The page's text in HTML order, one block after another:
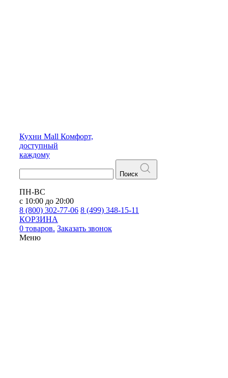
Кухни Mall Комфорт,
доступный
каждому
Поиск
ПН-ВС
с 10:00 до 20:00
8 (800) 302-77-06 8 (499) 348-15-11
КОРЗИНА
0 товаров. Заказать звонок
Меню